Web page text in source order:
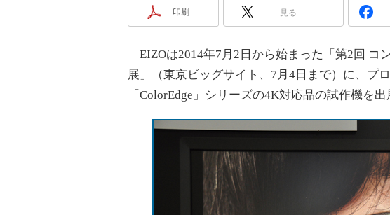
印刷 見る
EIZOは2014年7月2日から始まった「第2回 コ
展」（東京ビッグサイト、7月4日まで）に、プ
「ColorEdge」シリーズの4K対応品の試作機を出